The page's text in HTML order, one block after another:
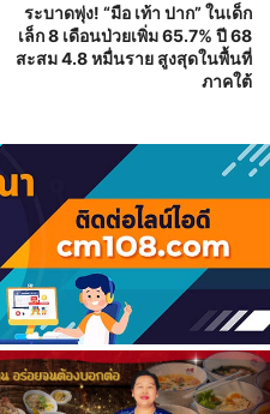
ระบาดพุ่ง! “มือ เท้า ปาก” ในเด็ก
เล็ก 8 เดือนป่วยเพิ่ม 65.7% ปี 68
สะสม 4.8 หมื่นราย สูงสุดในพื้นที่
ภาคใต้